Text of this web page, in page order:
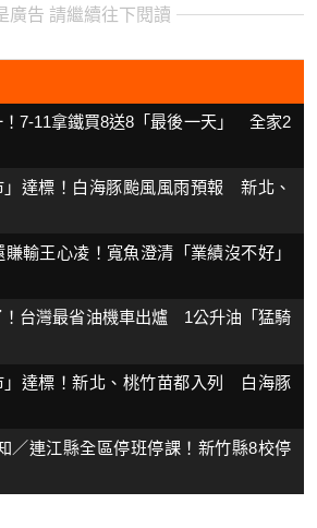
廣告 請繼續往下閱讀
！7-11拿鐵買8送8「最後一天」 全家2
」達標！白海豚颱風風雨預報 新北、
輸王心凌！寬魚澄清「業績沒不好」
！台灣最省油機車出爐 1公升油「猛騎
」達標！新北、桃竹苗都入列 白海豚
／連江縣全區停班停課！新竹縣8校停